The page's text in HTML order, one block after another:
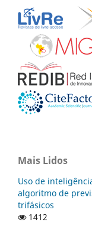
Mais Lidos
Uso de
algoritmo de
trifásicos
1412